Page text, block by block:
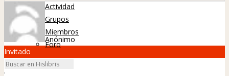
Actividad
Grupos
Miembros
Foro
Anónimo
Invitado
.